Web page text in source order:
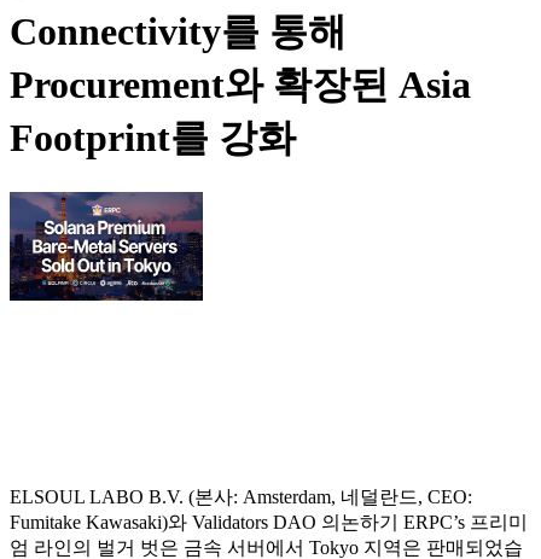
Connectivity를 통해
Procurement와 확장된 Asia
Footprint를 강화
ELSOUL LABO B.V. (본사: Amsterdam, 네덜란드, CEO:
Fumitake Kawasaki)와 Validators DAO 의논하기 ERPC’s 프리미
엄 라인의 벌거 벗은 금속 서버에서 Tokyo 지역은 판매되었습